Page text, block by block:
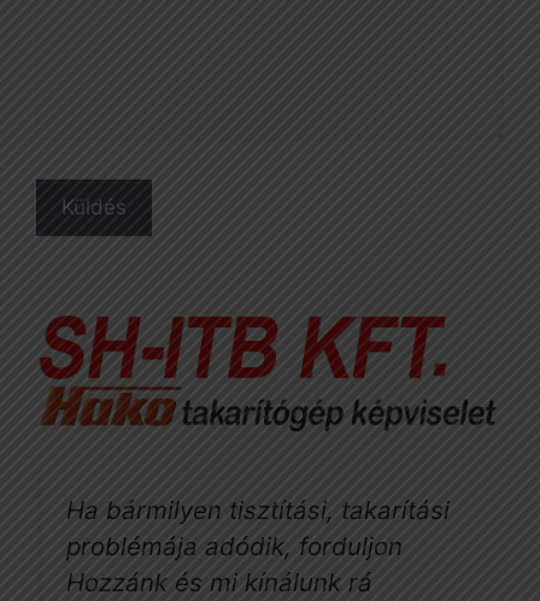
Ha bármilyen tisztítási, takarítási
problémája adódik, forduljon
Hozzánk és mi kínálunk rá